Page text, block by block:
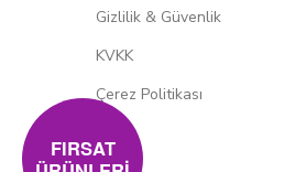
Gizlilik & Güvenlik
KVKK
Çerez Politikası
FIRSAT